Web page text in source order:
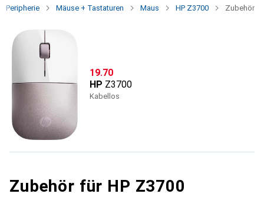
Peripherie Mäuse + Tastaturen Maus HP Z3700 Zubehör
CHF
19.70
HP Z3700
Kabellos
Zubehör für HP Z3700